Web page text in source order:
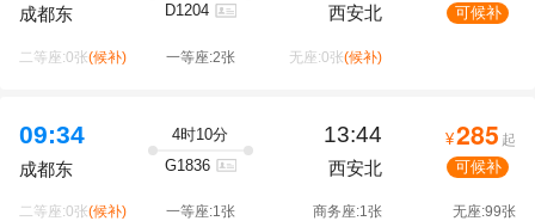
成都东
D1204
西安北 可候补
二等座:0张(候补) 一等座:2张 无座:0张(候补)
09:34
成都东
4时10分
G1836
13:44
西安北
¥285 起
可候补
二等座:0张(候补) 一等座:1张 商务座:1张 无座:99张